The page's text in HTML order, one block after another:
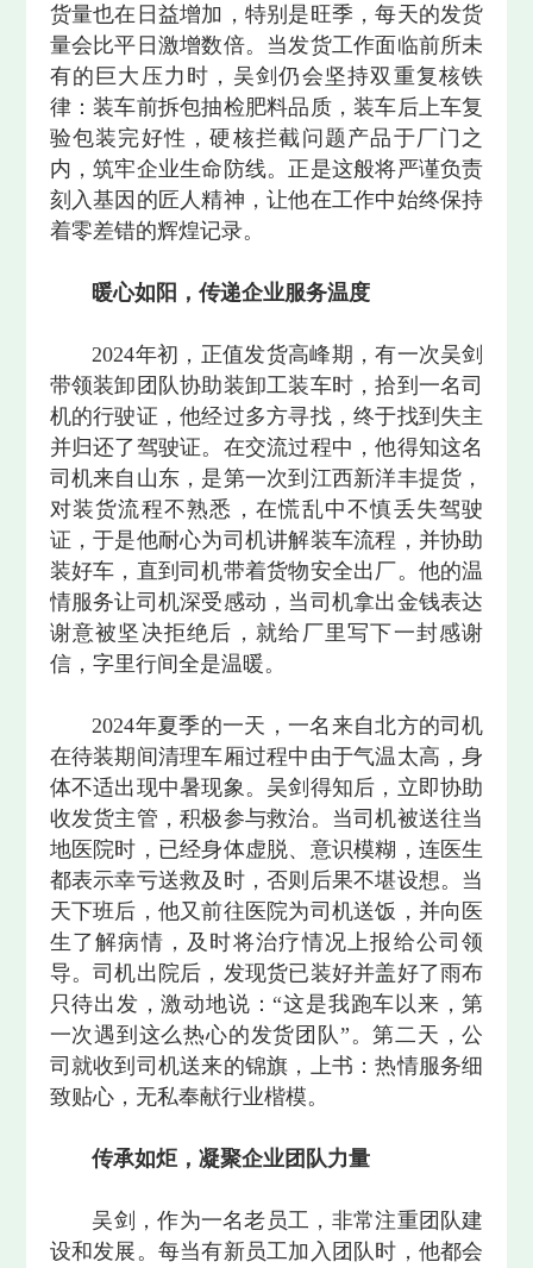
货量也在日益增加，特别是旺季，每天的发货
量会比平日激增数倍。当发货工作面临前所未
有的巨大压力时，吴剑仍会坚持双重复核铁
律：装车前拆包抽检肥料品质，装车后上车复
验包装完好性，硬核拦截问题产品于厂门之
内，筑牢企业生命防线。正是这般将严谨负责
刻入基因的匠人精神，让他在工作中始终保持
着零差错的辉煌记录。
暖心如阳，传递企业服务温度
2024年初，正值发货高峰期，有一次吴剑
带领装卸团队协助装卸工装车时，拾到一名司
机的行驶证，他经过多方寻找，终于找到失主
并归还了驾驶证。在交流过程中，他得知这名
司机来自山东，是第一次到江西新洋丰提货，
对装货流程不熟悉，在慌乱中不慎丢失驾驶
证，于是他耐心为司机讲解装车流程，并协助
装好车，直到司机带着货物安全出厂。他的温
情服务让司机深受感动，当司机拿出金钱表达
谢意被坚决拒绝后，就给厂里写下一封感谢
信，字里行间全是温暖。
2024年夏季的一天，一名来自北方的司机
在待装期间清理车厢过程中由于气温太高，身
体不适出现中暑现象。吴剑得知后，立即协助
收发货主管，积极参与救治。当司机被送往当
地医院时，已经身体虚脱、意识模糊，连医生
都表示幸亏送救及时，否则后果不堪设想。当
天下班后，他又前往医院为司机送饭，并向医
生了解病情，及时将治疗情况上报给公司领
导。司机出院后，发现货已装好并盖好了雨布
只待出发，激动地说：“这是我跑车以来，第
一次遇到这么热心的发货团队”。第二天，公
司就收到司机送来的锦旗，上书：热情服务细
致贴心，无私奉献行业楷模。
传承如炬，凝聚企业团队力量
吴剑，作为一名老员工，非常注重团队建
设和发展。每当有新员工加入团队时，他都会